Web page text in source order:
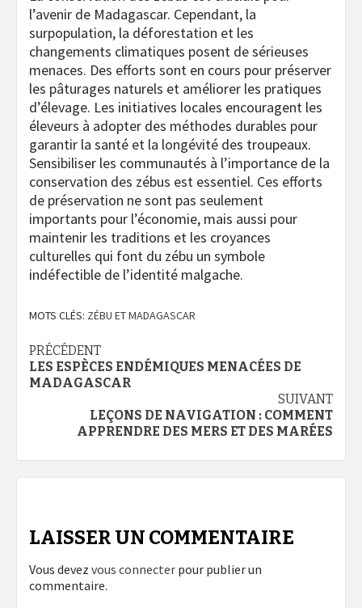
l’avenir de Madagascar. Cependant, la
surpopulation, la déforestation et les
changements climatiques posent de sérieuses
menaces. Des efforts sont en cours pour préserver
les pâturages naturels et améliorer les pratiques
d’élevage. Les initiatives locales encouragent les
éleveurs à adopter des méthodes durables pour
garantir la santé et la longévité des troupeaux.
Sensibiliser les communautés à l’importance de la
conservation des zébus est essentiel. Ces efforts
de préservation ne sont pas seulement
importants pour l’économie, mais aussi pour
maintenir les traditions et les croyances
culturelles qui font du zébu un symbole
indéfectible de l’identité malgache.
MOTS CLÉS: ZÉBU ET MADAGASCAR
Navigation
d’article
PRÉCÉDENT
LES ESPÈCES ENDÉMIQUES MENACÉES DE
MADAGASCAR
SUIVANT
LEÇONS DE NAVIGATION : COMMENT
APPRENDRE DES MERS ET DES MARÉES
LAISSER UN COMMENTAIRE
Vous devez vous connecter pour publier un
commentaire.